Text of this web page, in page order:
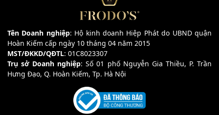
Tên Doanh nghiệp: Hộ kinh doanh Hiệp Phát do UBND quận
Hoàn Kiếm cấp ngày 10 tháng 04 năm 2015
MST/ĐKKD/QĐTL: 01C8023307
Trụ sở Doanh nghiệp: Số 01 phố Nguyễn Gia Thiều, P. Trần
Hưng Đạo, Q. Hoàn Kiếm, Tp. Hà Nội